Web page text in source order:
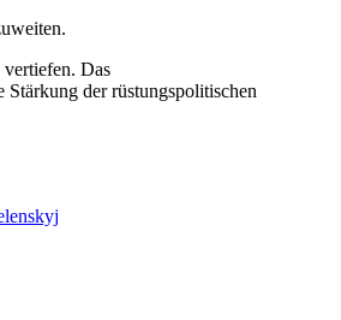
Das
der rüstungspolitischen